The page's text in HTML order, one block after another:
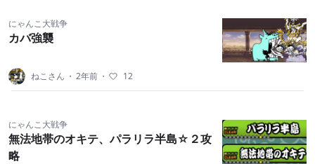
にゃんこ大戦争
カバ強襲
ねこさん ・ 2年前 ・ 12
にゃんこ大戦争
無法地帯のオキテ、パラリラ半島☆２攻
略